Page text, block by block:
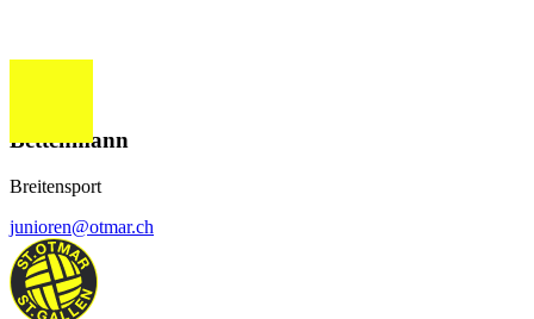
Bettenmann
Breitensport
junioren@otmar.ch